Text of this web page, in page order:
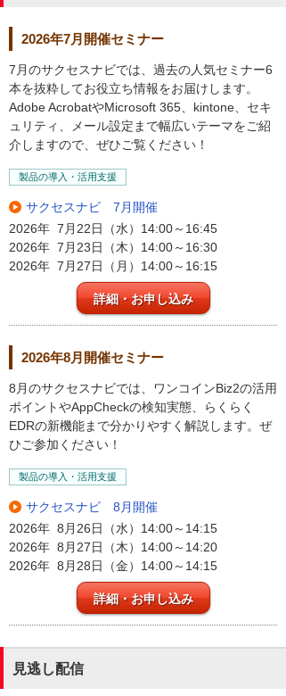
2026年7月開催セミナー
7月のサクセスナビでは、過去の人気セミナー6
本を抜粋してお役立ち情報をお届けします。
Adobe AcrobatやMicrosoft 365、kintone、セキ
ュリティ、メール設定まで幅広いテーマをご紹
介しますので、ぜひご覧ください！
製品の導入・活用支援
サクセスナビ 7月開催
2026年 7月22日（水）14:00～16:45
2026年 7月23日（木）14:00～16:30
2026年 7月27日（月）14:00～16:15
詳細・お申し込み
2026年8月開催セミナー
8月のサクセスナビでは、ワンコインBiz2の活用
ポイントやAppCheckの検知実態、らくらく
EDRの新機能まで分かりやすく解説します。ぜ
ひご参加ください！
製品の導入・活用支援
サクセスナビ 8月開催
2026年 8月26日（水）14:00～14:15
2026年 8月27日（木）14:00～14:20
2026年 8月28日（金）14:00～14:15
詳細・お申し込み
見逃し配信